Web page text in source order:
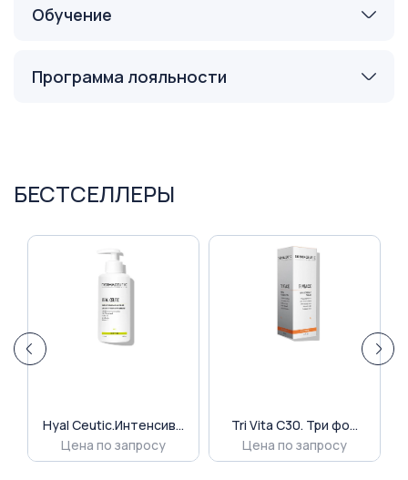
Обучение
Программа лояльности
БЕСТСЕЛЛЕРЫ
Tri Vita C30. Три фо...
Цена по запросу
K Ceutic 40. Професс...
Цена по запросу